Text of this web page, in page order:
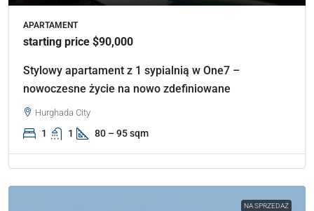
APARTAMENT
starting price $90,000
Stylowy apartament z 1 sypialnią w One7 –
nowoczesne życie na nowo zdefiniowane
Hurghada City
1 1 80 – 95 sqm
NA SPRZEDAŻ